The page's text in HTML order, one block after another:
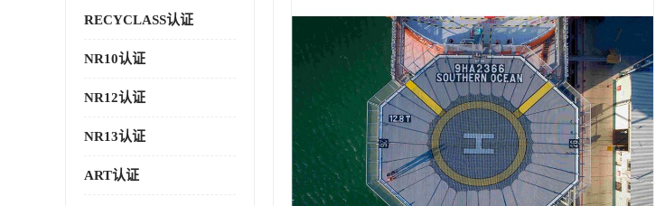
RECYCLASS认证
NR10认证
NR12认证
NR13认证
ART认证